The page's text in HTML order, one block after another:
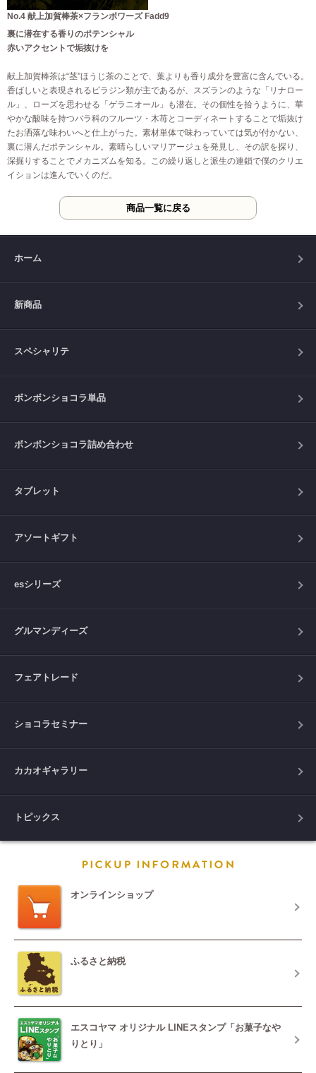
No.4 献上加賀棒茶×フランボワーズ Fadd9
裏に潜在する香りのポテンシャル
赤いアクセントで垢抜けを
献上加賀棒茶は“茎”ほうじ茶のことで、葉よりも香り成分を豊富に含んでいる。
香ばしいと表現されるピラジン類が主であるが、スズランのような「リナロー
ル」、ローズを思わせる「ゲラニオール」も潜在。その個性を拾うように、華
やかな酸味を持つバラ科のフルーツ・木苺とコーディネートすることで垢抜け
たお洒落な味わいへと仕上がった。素材単体で味わっていては気が付かない、
裏に潜んだポテンシャル。素晴らしいマリアージュを発見し、その訳を探り、
深掘りすることでメカニズムを知る。この繰り返しと派生の連鎖で僕のクリエ
イションは進んでいくのだ。
商品一覧に戻る
ホーム
新商品
スペシャリテ
ボンボンショコラ単品
ボンボンショコラ詰め合わせ
タブレット
アソートギフト
esシリーズ
グルマンディーズ
フェアトレード
ショコラセミナー
カカオギャラリー
トピックス
オンラインショップ
ふるさと納税
エスコヤマ オリジナル LINEスタンプ「お菓子なや
りとり」